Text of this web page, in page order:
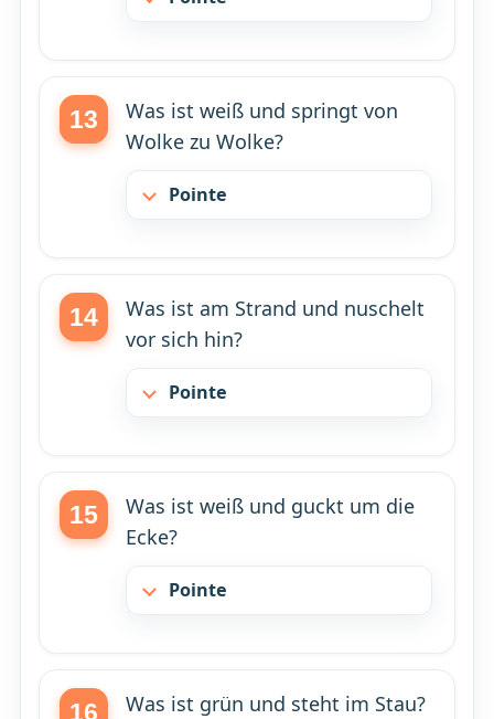
Was ist weiß und springt von
Wolke zu Wolke?
Pointe
Was ist am Strand und nuschelt
vor sich hin?
Pointe
Was ist weiß und guckt um die
Ecke?
Pointe
Was ist grün und steht im Stau?